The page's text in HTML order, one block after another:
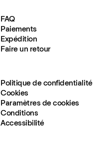
FAQ
Paiements
Expédition
Faire un retour
Politique de confidentialité
Cookies
Paramètres de cookies
Conditions
Accessibilité